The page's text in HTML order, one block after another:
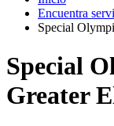
Encuentra
Special
Special
Greater